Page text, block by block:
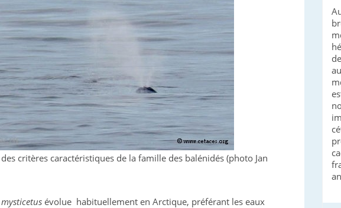
critères caractéristiques de la famille des balénidés (photo Jan
évolue habituellement en Arctique, préférant les eaux